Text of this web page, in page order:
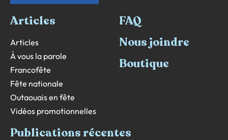
Articles
Articles
À vous la parole
Francofête
Fête nationale
Outaouais en fête
Vidéos promotionnelles
FAQ
Nous joindre
Boutique
Publications récentes